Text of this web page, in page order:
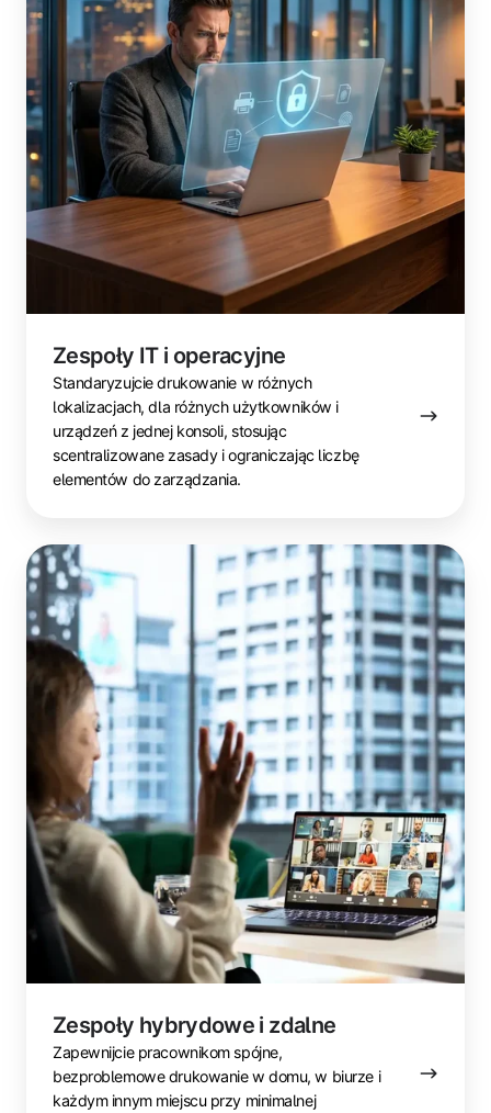
Zespoły IT i operacyjne
Standaryzujcie drukowanie w różnych
lokalizacjach, dla różnych użytkowników i
urządzeń z jednej konsoli, stosując
scentralizowane zasady i ograniczając liczbę
elementów do zarządzania.
Zespoły hybrydowe i zdalne
Zapewnijcie pracownikom spójne,
bezproblemowe drukowanie w domu, w biurze i
każdym innym miejscu przy minimalnej
Zespoły
hybrydowe
i
zdalne